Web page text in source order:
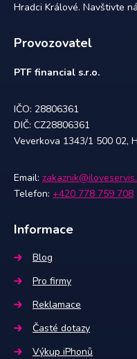
Hradci Králové. Navštivte
Provozovatel
PTF financial s.r.o.
IČO: 28806361
DIČ: CZ28806361
Veverkova 1343/1 500 02,
Email:
Telefon: +420 778 759 708
Informace
Blog
Pro firmy
Reklamace
Časté dotazy
Výkup iPhonů